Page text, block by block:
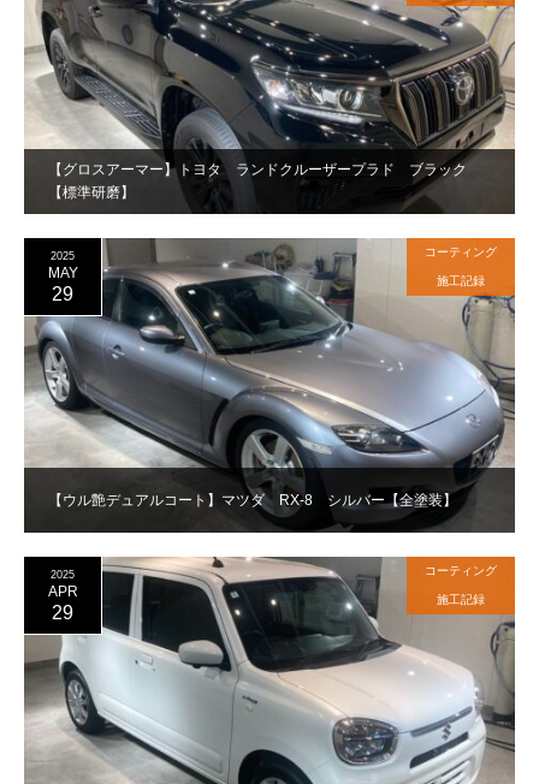
【グロスアーマー】トヨタ ランドクルーザープラド ブラック
【標準研磨】
【ウル艶デュアルコート】マツダ RX-8 シルバー【全塗装】
2025
MAY
29
コーティング
施工記録
2025
APR
29
コーティング
施工記録